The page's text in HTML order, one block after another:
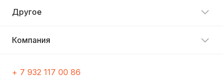
Другое
Компания
+ 7 932 117 00 86